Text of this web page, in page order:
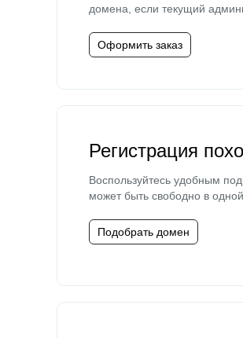
домена, если текущий
Оформить заказ
Регистрация
Воспользуйтесь удобным
может быть свободно в
Подобрать домен